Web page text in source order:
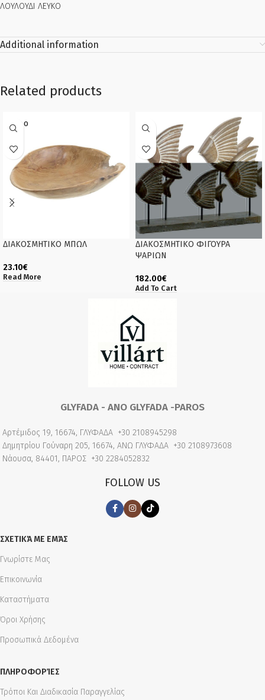
ΛΟΥΛΟΥΔΙ ΛΕΥΚΟ
Additional information
Related products
SOLD O
UT
ΔΙΑΚΟΣΜΗΤΙΚΟ ΜΠΩΛ
23.10€
Read More
ΔΙΑΚΟΣΜΗΤΙΚΟ ΦΙΓΟΥΡΑ
ΨΑΡΙΩΝ
182.00€
Add To Cart
GLYFADA - ANO GLYFADA -PAROS
Αρτέμιδος 19, 16674, ΓΛΥΦΑΔΑ +30 2108945298
Δημητρίου Γούναρη 205, 16674, ΑΝΩ ΓΛΥΦΑΔΑ +30 2108973608
Νάουσα, 84401, ΠΑΡΟΣ +30 2284052832
FOLLOW US
ΣΧΕΤΙΚΆ ΜΕ ΕΜΆΣ
Γνωρίστε Μας
Επικοινωνία
Καταστήματα
Όροι Χρήσης
Προσωπικά Δεδομένα
ΠΛΗΡΟΦΟΡΊΕΣ
Τρόποι Και Διαδικασία Παραγγελίας